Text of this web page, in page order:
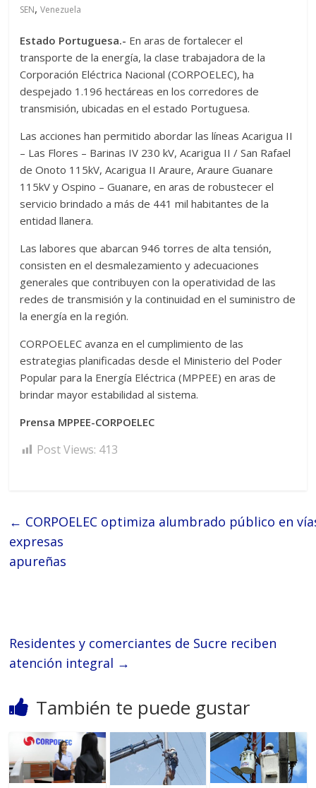
SEN,Venezuela
Estado Portuguesa.- En aras de fortalecer el
transporte de la energía, la clase trabajadora de la
Corporación Eléctrica Nacional (CORPOELEC), ha
despejado 1.196 hectáreas en los corredores de
transmisión, ubicadas en el estado Portuguesa.
Las acciones han permitido abordar las líneas Acarigua II
– Las Flores – Barinas IV 230 kV, Acarigua II / San Rafael
de Onoto 115kV, Acarigua II Araure, Araure Guanare
115kV y Ospino – Guanare, en aras de robustecer el
servicio brindado a más de 441 mil habitantes de la
entidad llanera.
Las labores que abarcan 946 torres de alta tensión,
consisten en el desmalezamiento y adecuaciones
generales que contribuyen con la operatividad de las
redes de transmisión y la continuidad en el suministro de
la energía en la región.
CORPOELEC avanza en el cumplimiento de las
estrategias planificadas desde el Ministerio del Poder
Popular para la Energía Eléctrica (MPPEE) en aras de
brindar mayor estabilidad al sistema.
Prensa MPPEE-CORPOELEC
Post Views: 413
← CORPOELEC optimiza alumbrado público en
expresas
Residentes y comerciantes de Sucre reciben
atención integral →
También te puede gustar